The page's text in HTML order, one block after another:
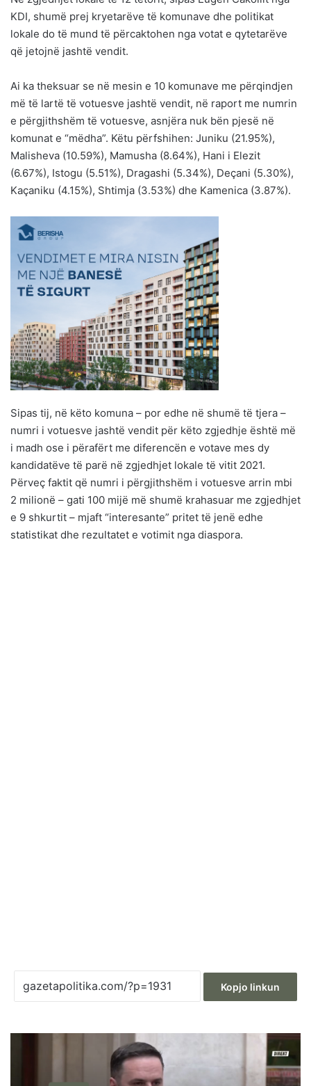
KDI, shumë prej kryetarëve të komunave dhe politikat
lokale do të mund të përcaktohen nga votat e qytetarëve
që jetojnë jashtë vendit.
Ai ka theksuar se në mesin e 10 komunave me përqindjen
më të lartë të votuesve jashtë vendit, në raport me numrin
e përgjithshëm të votuesve, asnjëra nuk bën pjesë në
komunat e “mëdha”. Këtu përfshihen: Juniku (21.95%),
Malisheva (10.59%), Mamusha (8.64%), Hani i Elezit
(6.67%), Istogu (5.51%), Dragashi (5.34%), Deçani (5.30%),
Kaçaniku (4.15%), Shtimja (3.53%) dhe Kamenica (3.87%).
Sipas tij, në këto komuna – por edhe në shumë të tjera –
numri i votuesve jashtë vendit për këto zgjedhje është më
i madh ose i përafërt me diferencën e votave mes dy
kandidatëve të parë në zgjedhjet lokale të vitit 2021.
Përveç faktit që numri i përgjithshëm i votuesve arrin mbi
2 milionë – gati 100 mijë më shumë krahasuar me zgjedhjet
e 9 shkurtit – mjaft “interesante” pritet të jenë edhe
statistikat dhe rezultatet e votimit nga diaspora.
Kopjo linkun